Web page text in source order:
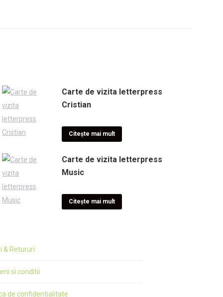
Carte de vizita letterpress
Cristian
Citește mai mult
Carte de vizita letterpress
Music
Citește mai mult
& Retururi
si conditii
de confidentialitate